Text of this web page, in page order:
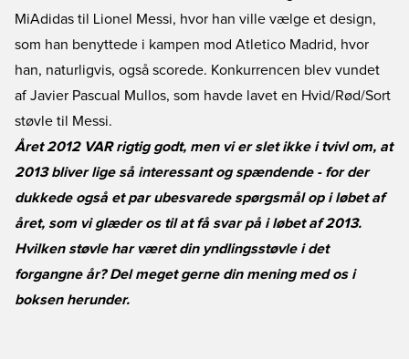
MiAdidas til Lionel Messi, hvor han ville vælge et design,
som han benyttede i kampen mod Atletico Madrid, hvor
han, naturligvis, også scorede. Konkurrencen blev vundet
af Javier Pascual Mullos, som havde lavet en Hvid/Rød/Sort
støvle til Messi.
Året 2012 VAR rigtig godt, men vi er slet ikke i tvivl om, at
2013 bliver lige så interessant og spændende - for der
dukkede også et par ubesvarede spørgsmål op i løbet af
året, som vi glæder os til at få svar på i løbet af 2013.
Hvilken støvle har været din yndlingsstøvle i det
forgangne år? Del meget gerne din mening med os i
boksen herunder.